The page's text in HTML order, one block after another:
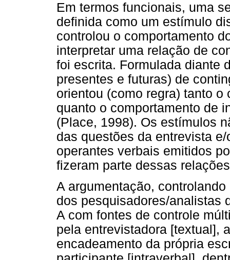
Em termos funcionais, uma
definida como um estímulo
controlou o comportamento
interpretar uma relação de
foi escrita. Formulada diante
presentes e futuras) de
orientou (como regra) tanto
quanto o comportamento de
(Place, 1998). Os estímulos
das questões da entrevista
operantes verbais emitidos
fizeram parte dessas
A argumentação,
dos pesquisadores/analistas
A com fontes de controle
pela entrevistadora [textual],
encadeamento da própria